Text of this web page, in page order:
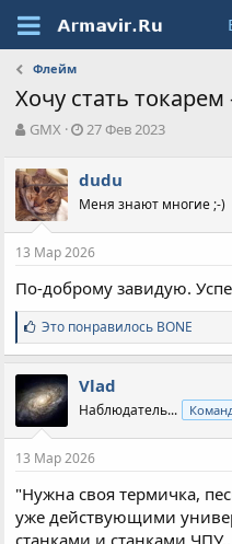
Флейм
Хочу стать
А
т
о
р
т
е
ы
GMX
Д
а
н
ч
л
27 Фев 2023
dudu
Меня знают многие ;-)
13 Мар 2026
По-доброму завидую.
С
и
м
п
а
т
и
:
Это понравилось BONE
Vlad
Наблюдатель...
13 Мар 2026
"Нужна своя термичка,
уже действующими
станками и станками